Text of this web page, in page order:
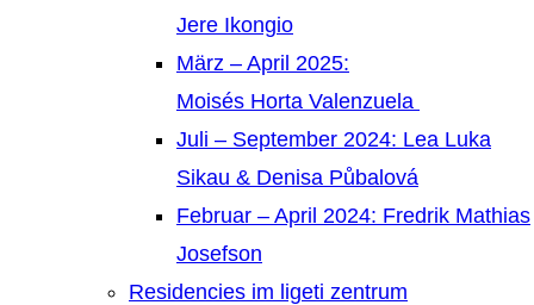
Jere Ikongio
März – April 2025:
Moisés Horta Valenzuela
Juli – September 2024: Lea Luka
Sikau & Denisa Půbalová
Februar – April 2024: Fredrik Mathias
Josefson
Residencies im ligeti zentrum